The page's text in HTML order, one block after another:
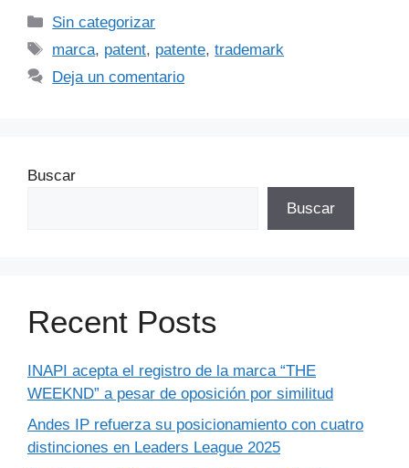
Sin categorizar
marca, patent, patente,trademark
Deja un comentario
Buscar
Buscar
Recent Posts
INAPI acepta el registro de la marca “THE
WEEKND” a pesar de oposición por similitud
Andes IP refuerza su posicionamiento con cuatro
distinciones en Leaders League 2025